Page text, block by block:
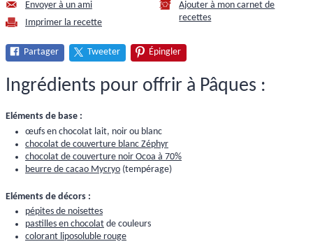
Envoyer à un ami
Imprimer la recette
Ajouter à mon carnet de
recettes
Partager Tweeter Épingler
Ingrédients pour offrir à Pâques :
Eléments de base :
œufs en chocolat lait, noir ou blanc
chocolat de couverture blanc Zéphyr
chocolat de couverture noir Ocoa à 70%
beurre de cacao Mycryo (tempérage)
Eléments de décors :
pépites de noisettes
pastilles en chocolat de couleurs
colorant liposoluble rouge